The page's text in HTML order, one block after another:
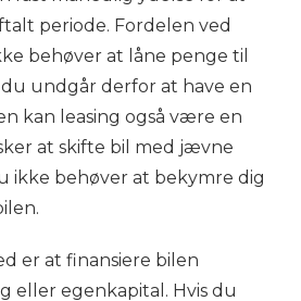
periode. Fordelen ved
behøver at låne penge til
undgår derfor at have en
kan leasing også være en
at skifte bil med jævne
ikke behøver at bekymre dig
er at finansiere bilen
eller egenkapital. Hvis du